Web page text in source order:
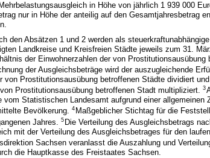
in Höhe von jährlich 1 939 000
nur in Höhe der anteilig auf den Gesamtjahresbetrag
den Absätzen 1 und 2 werden als
Landkreise und Kreisfreien Städte jeweils zum 31.
der Einwohnerzahlen der von Prostitutionsausübung
der Ausgleichsbeträge wird der auszugleichende
von Prostitutionsausübung betroffenen Städte dividiert
Prostitutionsausübung betroffenen Stadt multipliziert.3
Statistischen Landesamt aufgrund einer allgemeinen
Bevölkerung.4 Maßgeblicher Stichtag für die
Jahres.5 Die Verteilung des Ausgleichsbetrags
mit der Verteilung des Ausgleichsbetrages für den
Sachsen veranlasst die Auszahlung und
die Hauptkasse des Freistaates Sachsen.